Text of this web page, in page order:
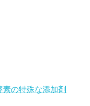
の特殊な添加剤